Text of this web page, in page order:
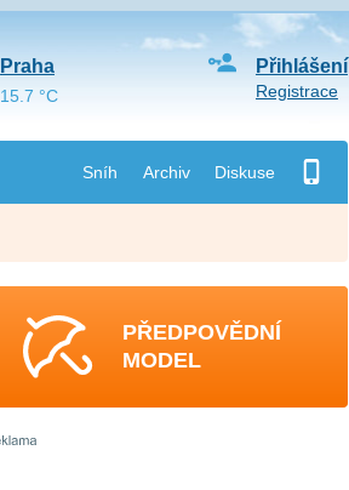
Sníh Archiv Diskuse
Přihlášení
Registrace
Praha
15.7 °C
PŘEDPOVĚDNÍ
MODEL